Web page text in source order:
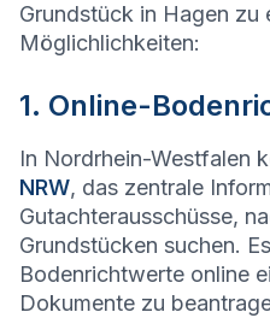
Grundstück in Hagen
Möglichlichkeiten:
1. Online-
In Nordrhein-Westfalen
NRW, das zentrale
Gutachterausschüsse,
Grundstücken suchen.
Bodenrichtwerte online
Dokumente zu